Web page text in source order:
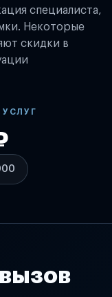
специалиста,
Некоторые
скидки в